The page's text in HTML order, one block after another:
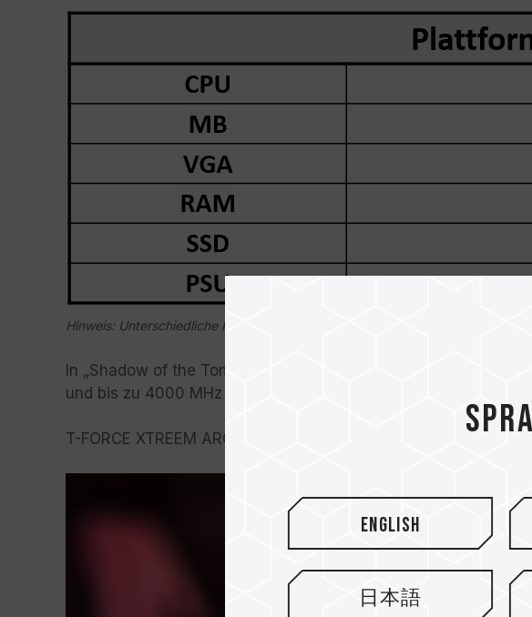
Hinweis: Unterschiedliche Plattformen können unterschiedliche Ergebnisse
In „Shadow of the Tomb Raider" haben wir die
und bis zu 4000 MHz erhöht.
T-FORCE XTREEM ARGB DDR4 32GB |
English
日本語